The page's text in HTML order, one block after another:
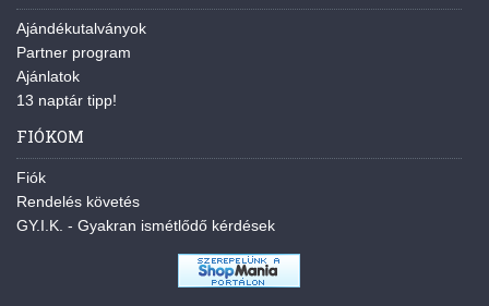
Ajándékutalványok
Partner program
Ajánlatok
13 naptár tipp!
FIÓKOM
Fiók
Rendelés követés
GY.I.K. - Gyakran ismétlődő kérdések